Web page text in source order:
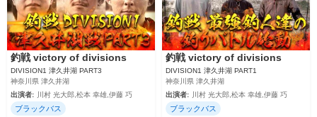
釣戦 victory of divisions
DIVISION1 津久井湖 PART3
神奈川県 津久井湖
出演者: 川村 光大郎,松本 幸雄,伊藤 巧
ブラックバス
釣戦 victory of divisions
DIVISION1 津久井湖 PART1
神奈川県 津久井湖
出演者: 川村 光大郎,松本 幸雄,伊藤 巧
ブラックバス